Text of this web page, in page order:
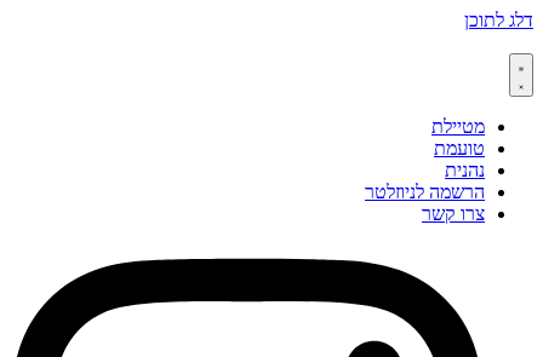
דלג לתוכן
מטיילת
טועמת
נהנית
הרשמה לניוזלטר
צרו קשר